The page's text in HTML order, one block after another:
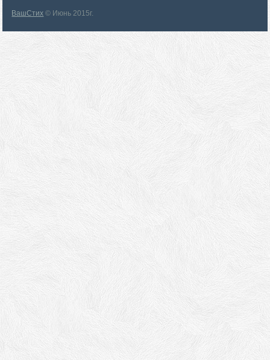
ВашСтих © Июнь 2015г.